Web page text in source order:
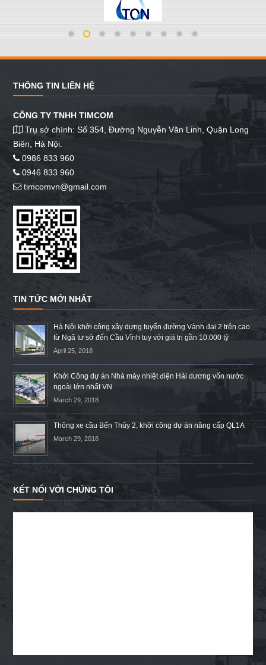
THÔNG TIN LIÊN HỆ
CÔNG TY TNHH TIMCOM
Trụ sở chính: Số 354, Đường Nguyễn Văn Linh, Quận Long
Biên, Hà Nội.
0986 833 960
0946 833 960
timcomvn@gmail.com
TIN TỨC MỚI NHẤT
Hà Nội khởi công xây dựng tuyến đường Vành đai 2 trên cao
từ Ngã tư sở đến Cầu Vĩnh tuy với giá trị gần 10.000 tỷ
April 25, 2018
Khởi Công dự án Nhà máy nhiệt điện Hải dương vốn nước
ngoài lớn nhất VN
March 29, 2018
Thông xe cầu Bến Thủy 2, khởi công dự án nâng cấp QL1A
March 29, 2018
KẾT NỐI VỚI CHÚNG TÔI